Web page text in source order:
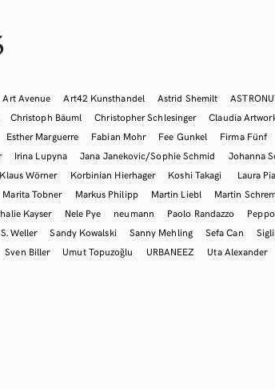
Art Avenue Art42 Kunsthandel Astrid Shemilt
Christoph Bäuml Christopher Schlesinger Claudia
Esther Marguerre Fabian Mohr Fee Gunkel Firma Fünf
Irina Lupyna Jana Janekovic/Sophie Schmid Johanna
Klaus Wörner Korbinian Hierhager Koshi Takagi Laura
Marita Tobner Markus Philipp Martin Liebl Martin
Kayser Nele Pye neumann Paolo Randazzo Peppo
S. Weller Sandy Kowalski Sanny Mehling Sefa Can
Sven Biller Umut Topuzoğlu URBANEEZ Uta Alexander